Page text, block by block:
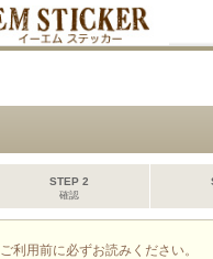
STEP 2
確認
ご利用前に必ずお読みください。